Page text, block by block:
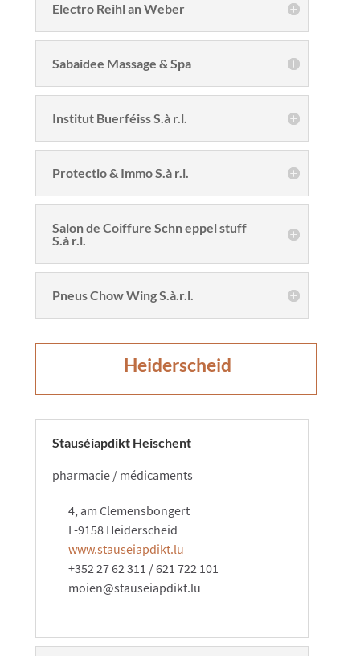
Electro Reihl an Weber
Sabaidee Massage & Spa
Institut Buerféiss S.à r.l.
Protectio & Immo S.à r.l.
Salon de Coiffure Schn eppel stuff
S.à r.l.
Pneus Chow Wing S.à.r.l.
​​Heiderscheid​
Stauséiapdikt Heischent
pharmacie / médicaments
4, am Clemensbongert
L-9158 Heiderscheid
www.stauseiapdikt.lu
+352 27 62 311 / 621 722 101
moien@stauseiapdikt.lu